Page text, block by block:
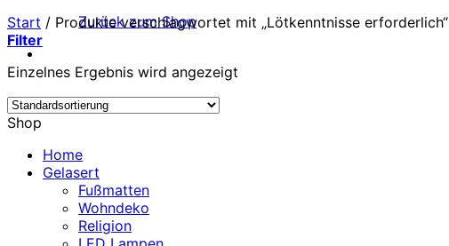
Zurück zum Shop
Start / Produkte verschlagwortet mit „Lötkenntnisse erforderlich“
Filter
Einzelnes Ergebnis wird angezeigt
Shop
Home
Gelasert
Fußmatten
Wohndeko
Religion